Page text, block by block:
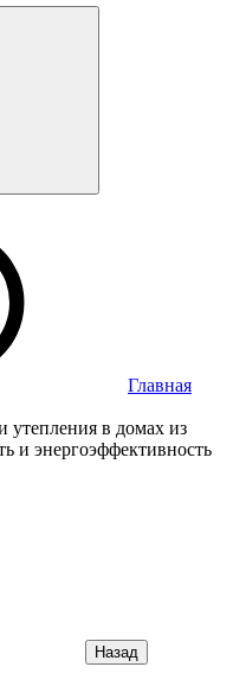
Главная
в домах из
и энергоэффективность
Назад